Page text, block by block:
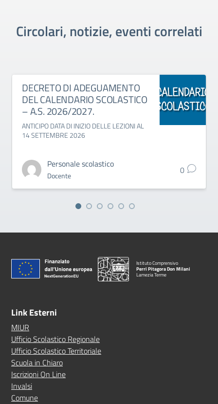
Circolari, notizie, eventi correlati
DECRETO DI ADEGUAMENTO
DEL CALENDARIO SCOLASTICO
– A.S. 2026/2027.
ANTICIPO DATA DI INIZIO DELLE LEZIONI AL
14 SETTEMBRE 2026
Personale scolastico
Docente 0
Istituto Comprensivo
Perri Pitagora Don Milani
Lamezia Terme
Link Esterni
MIUR
Ufficio Scolastico Regionale
Ufficio Scolastico Territoriale
Scuola in Chiaro
Iscrizioni On Line
Invalsi
Comune